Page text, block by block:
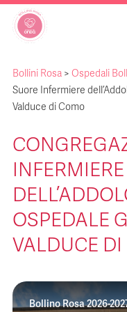
OSPEDALI
NOTIZIE
FAQ
Bollini Rosa > Ospedali
Suore Infermiere
Valduce di Como
INFERMIERE
OSPEDALE
VALDUCE
Bollino Rosa 2026-